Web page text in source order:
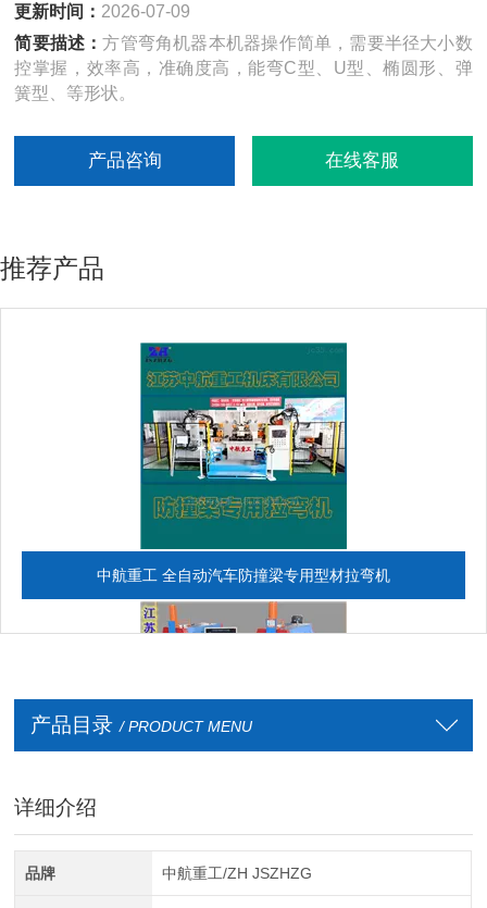
更新时间： 2026-07-09
简要描述：方管弯角机器本机器操作简单，需要半径大小数
控掌握，效率高，准确度高，能弯C型、U型、椭圆形、弹
簧型、等形状。
产品咨询 在线客服
推荐产品
中航重工 全自动汽车防撞梁专用型材拉弯机
全自动CAD导图滚弯机
产品目录 / PRODUCT MENU
详细介绍
品牌 中航重工/ZH JSZHZG